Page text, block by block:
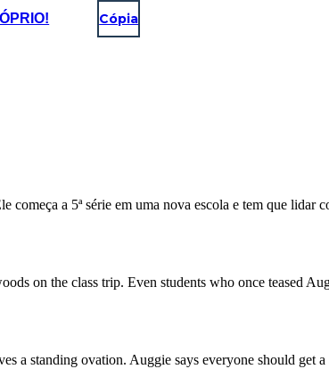
Cópia
começa a 5ª série em uma nova escola e tem que lidar
on the class trip. Even students who once teased
a standing ovation. Auggie says everyone should get